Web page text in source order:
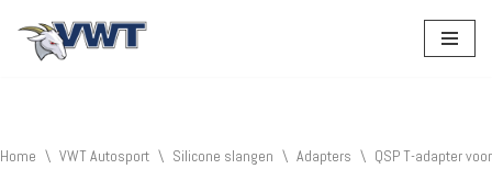
Home \ VWT Autosport \ Silicone slangen \ Adapters \ QSP T-adapter